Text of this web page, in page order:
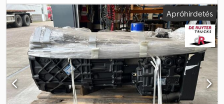
Apróhirdetés